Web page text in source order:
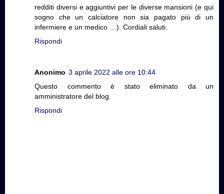
redditi diversi e aggiuntivi per le diverse mansioni (e qui
sogno che un calciatore non sia pagato più di un
infermiere e un medico …). Cordiali saluti.
Rispondi
Anonimo 3 aprile 2022 alle ore 10:44
Questo commento è stato eliminato da un
amministratore del blog.
Rispondi